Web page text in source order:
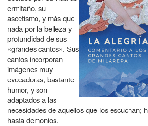
ermitaño, su
ascetismo, y más que
nada por la belleza y
profundidad de sus
«grandes cantos». Sus
cantos incorporan
imágenes muy
evocadoras, bastante
humor, y son
adaptados a las
necesidades de aquellos que los escuchan;
hasta demonios.